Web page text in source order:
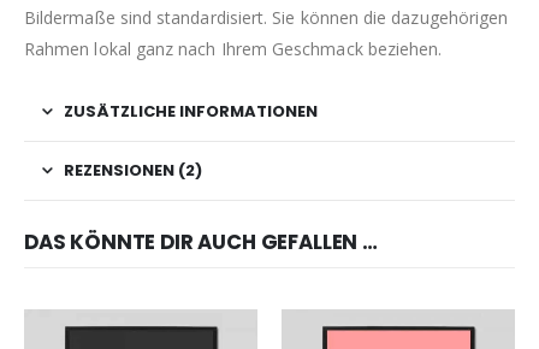
Bildermaße sind standardisiert. Sie können die dazugehörigen
Rahmen lokal ganz nach Ihrem Geschmack beziehen.
ZUSÄTZLICHE INFORMATIONEN
REZENSIONEN (2)
DAS KÖNNTE DIR AUCH GEFALLEN …